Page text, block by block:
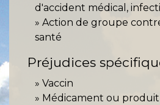
d'accident médical,
Action de groupe
santé
Préjudices
Vaccin
Médicament ou produit